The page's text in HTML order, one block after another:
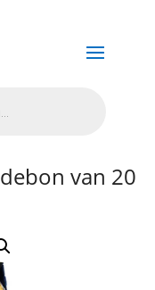
van 20